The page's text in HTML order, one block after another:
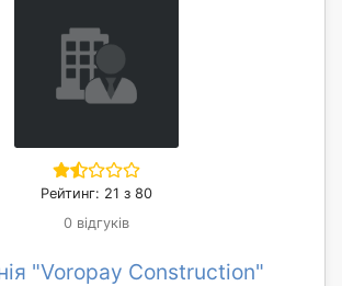
Рейтинг: 21 з 80
0 відгуків
"Voropay Construction"